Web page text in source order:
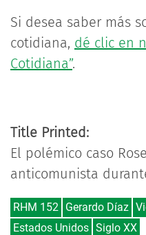
Si desea saber más
cotidiana, dé clic en
Cotidiana”.
Title Printed:
El polémico caso
anticomunista
RHM 152 Gerardo Díaz
Estados Unidos Siglo XX